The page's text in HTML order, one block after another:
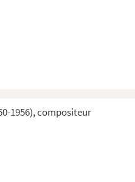
1956), compositeur